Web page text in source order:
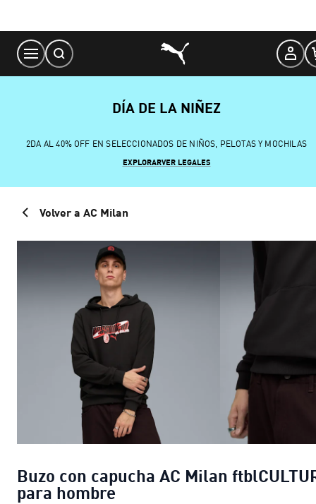
Content
DÍA DE LA NIÑEZ
2DA AL 40% OFF EN SELECCIONADOS DE NIÑOS, PELOTAS Y MOCHILAS
EXPLORARVER LEGALES
Volver a AC Milan
Buzo con capucha AC Milan
para hombre